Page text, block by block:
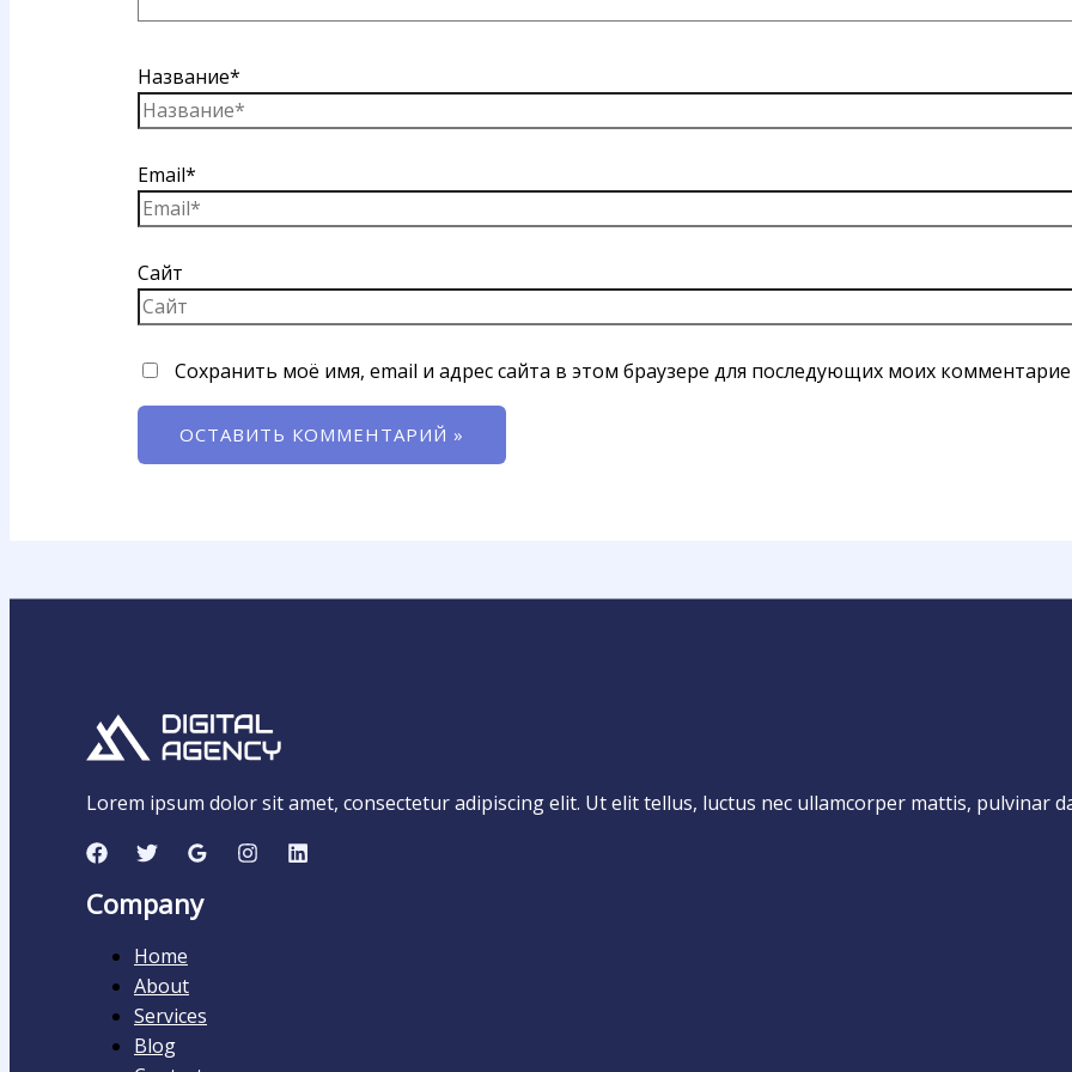
Название*
Email*
Сайт
Сохранить моё имя, email и адрес сайта в этом браузере для последующих моих
Lorem ipsum dolor sit amet, consectetur adipiscing elit. Ut elit tellus, luctus nec ullamcorper mattis, pulvinar
Company
Home
About
Services
Blog